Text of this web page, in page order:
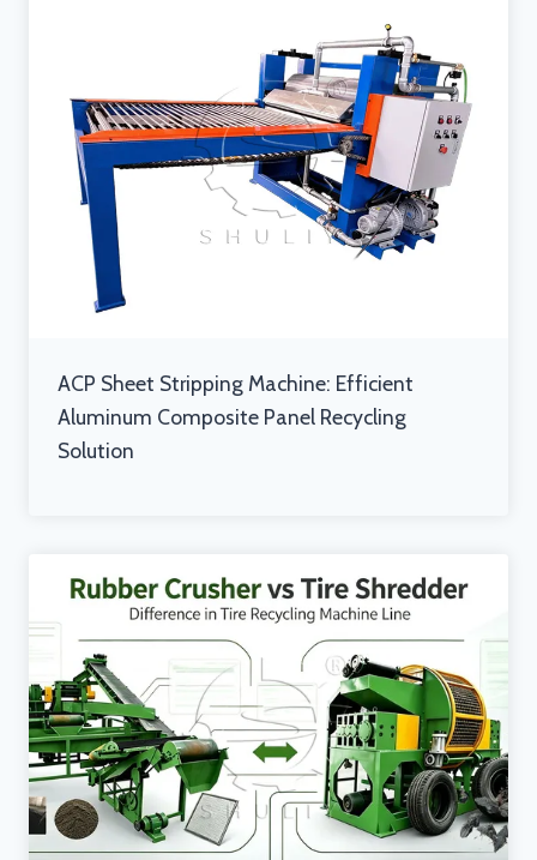
ACP Sheet Stripping Machine: Efficient
Aluminum Composite Panel Recycling
Solution